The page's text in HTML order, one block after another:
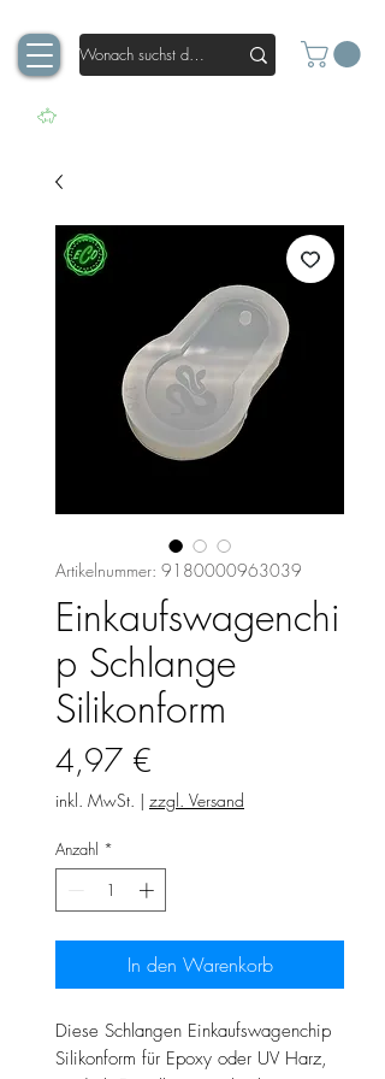
Artikelnummer: 9180000963039
Einkaufswagenchi
p Schlange
Silikonform
4,97 €
inkl. MwSt. | zzgl. Versand
Anzahl *
In den Warenkorb
Diese Schlangen Einkaufswagenchip
Silikonform für Epoxy oder UV Harz,